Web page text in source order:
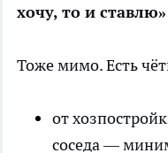
хочу, то и ставлю»
Тоже мимо. Есть
от
соседа —